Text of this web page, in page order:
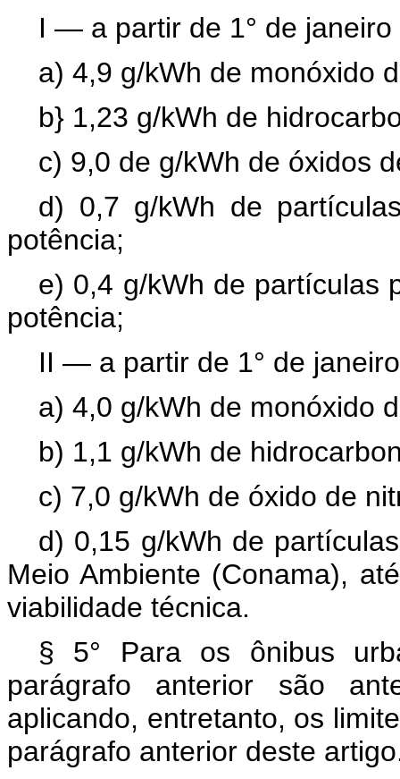
I — a partir de 1° de janeiro
a) 4,9 g/kWh de monóxido
b} 1,23 g/kWh de
c) 9,0 de g/kWh de óxidos
d) 0,7 g/kWh de
potência;
e) 0,4 g/kWh de partículas
potência;
II — a partir de 1° de
a) 4,0 g/kWh de monóxido
b) 1,1 g/kWh de
c) 7,0 g/kWh de óxido de
d) 0,15 g/kWh de
Meio Ambiente (Conama),
viabilidade técnica.
§ 5° Para os ônibus
parágrafo anterior são
aplicando, entretanto, os
parágrafo anterior deste